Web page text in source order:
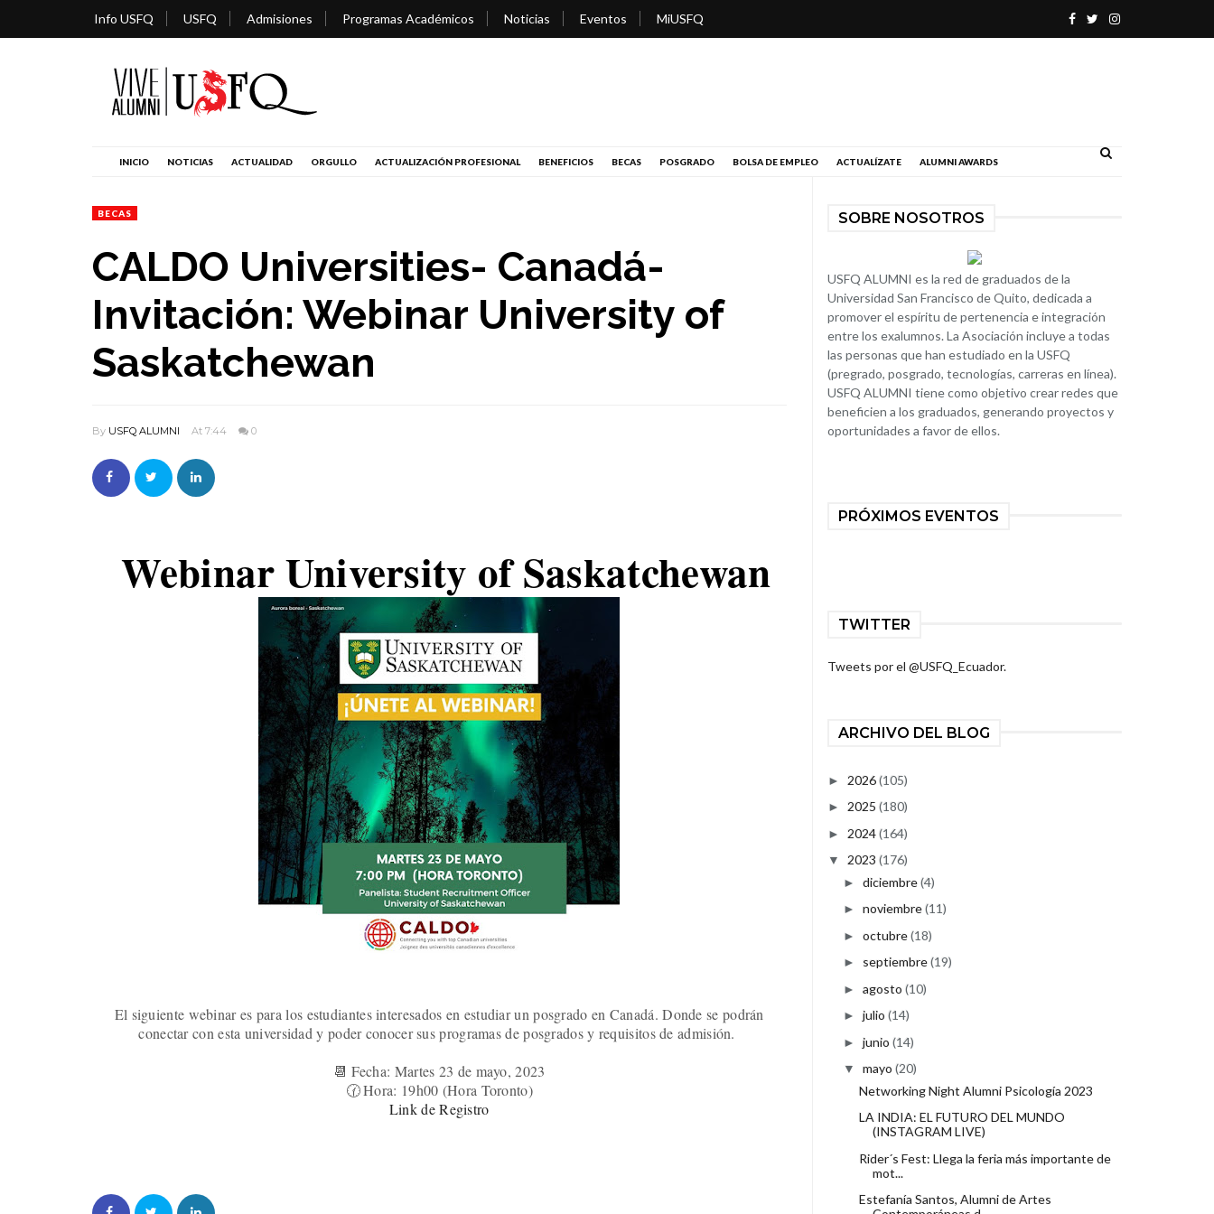
Info USFQ USFQ Admisiones Programas Académicos Noticias Eventos MiUSFQ
INICIO NOTICIAS ACTUALIDAD ORGULLO ACTUALIZACIÓN PROFESIONAL BENEFICIOS BECAS POSGRADO BOLSA DE EMPLEO ACTUALÍZATE ALUMNI AWARDS
BECAS
CALDO Universities- Canadá-
Invitación: Webinar University of
Saskatchewan
By USFQ ALUMNI At 7:44 0
Webinar University of Saskatchewan
El siguiente webinar es para los estudiantes interesados en estudiar un posgrado en Canadá. Donde se podrán
conectar con esta universidad y poder conocer sus programas de posgrados y requisitos de admisión.
📆 Fecha: Martes 23 de mayo, 2023
🕜Hora: 19h00 (Hora Toronto)
Link de Registro
SOBRE NOSOTROS
USFQ ALUMNI es la red de graduados de la
Universidad San Francisco de Quito, dedicada a
promover el espíritu de pertenencia e integración
entre los exalumnos. La Asociación incluye a todas
las personas que han estudiado en la USFQ
(pregrado, posgrado, tecnologías, carreras en línea).
USFQ ALUMNI tiene como objetivo crear redes que
beneficien a los graduados, generando proyectos y
oportunidades a favor de ellos.
PRÓXIMOS EVENTOS
TWITTER
Tweets por el @USFQ_Ecuador.
ARCHIVO DEL BLOG
► 2026(105)
► 2025 (180)
► 2024(164)
▼ 2023 (176)
► diciembre(4)
► noviembre(11)
► octubre(18)
► septiembre(19)
► agosto (10)
► julio (14)
► junio (14)
▼ mayo (20)
Networking Night Alumni Psicología 2023
LA INDIA: EL FUTURO DEL MUNDO
(INSTAGRAM LIVE)
Rider´s Fest: Llega la feria más importante de
mot...
Estefanía Santos, Alumni de Artes